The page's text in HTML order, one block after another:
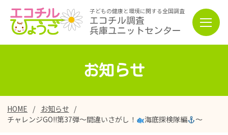
子どもの健康と環境に関する全国調査
エコチル調査
兵庫ユニットセンター
お知らせ
HOME
お知らせ
チャレンジGO!!第37弾～間違いさがし！
海底探検隊編 ～